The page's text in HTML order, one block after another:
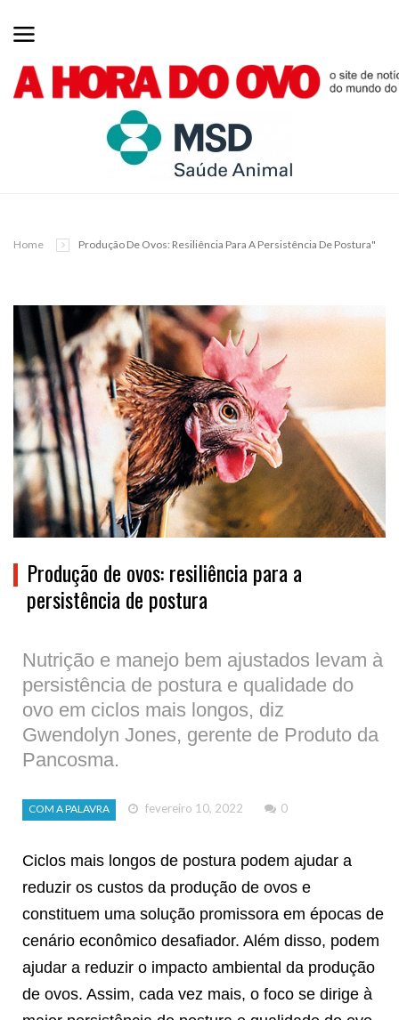
Home Produção De Ovos: Resiliência Para A Persistência De Postura"
Produção de ovos: resiliência para a
persistência de postura
Nutrição e manejo bem ajustados levam à
persistência de postura e qualidade do
ovo em ciclos mais longos, diz
Gwendolyn Jones, gerente de Produto da
Pancosma.
COM A PALAVRA fevereiro 10, 2022 0
Ciclos mais longos de postura podem ajudar a
reduzir os custos da produção de ovos e
constituem uma solução promissora em épocas de
cenário econômico desafiador. Além disso, podem
ajudar a reduzir o impacto ambiental da produção
de ovos. Assim, cada vez mais, o foco se dirige à